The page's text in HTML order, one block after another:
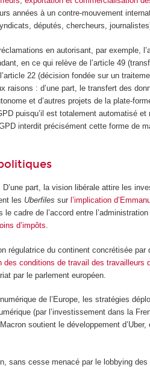
années à un contre-mouvement
députés, chercheurs,
en autorisant, par exemple,
en ce qui relève de l’article 49
22 (décision fondée sur un
raisons : d’une part, le transfert des
et d’autres projets de la plate-
puisqu’il est totalement automatisé et
interdit précisément cette forme de
part, la vision libérale attire les
les Uberfiles sur l’implication
cadre de l’accord entre
d’impôts.
régulatrice du continent concrétisée par
des conditions de travail des travailleurs
par le parlement européen.
de l’Europe, les stratégies
(par l’investissement dans la
soutient le développement d’Uber,
sans cesse menacé par le lobbying des